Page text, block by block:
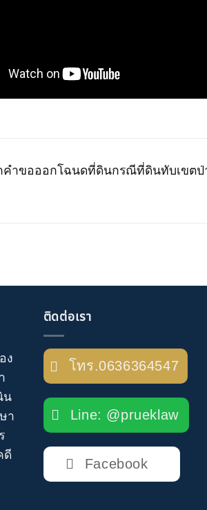
คำขอออกโฉนดที่ดินกรณีที่ดินทับเขตป่
ง
น
า
ดี
ติดต่อเรา
โทร.0636364547
Line: @prueklaw
Facebook